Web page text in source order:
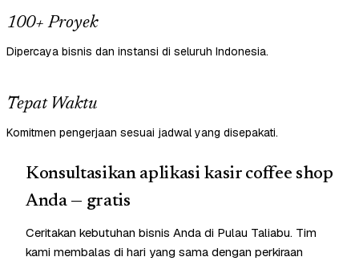
100+ Proyek
Dipercaya bisnis dan instansi di seluruh Indonesia.
Tepat Waktu
Komitmen pengerjaan sesuai jadwal yang disepakati.
Konsultasikan aplikasi kasir coffee shop
Anda — gratis
Ceritakan kebutuhan bisnis Anda di Pulau Taliabu. Tim
kami membalas di hari yang sama dengan perkiraan